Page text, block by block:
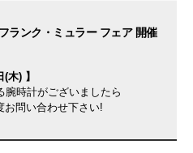
ランク・ミュラー フェア 開催
木) 】
腕時計がございましたら
お問い合わせ下さい!